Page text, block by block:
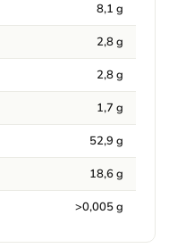
8,1 g
2,8 g
2,8 g
1,7 g
52,9 g
18,6 g
>0,005 g